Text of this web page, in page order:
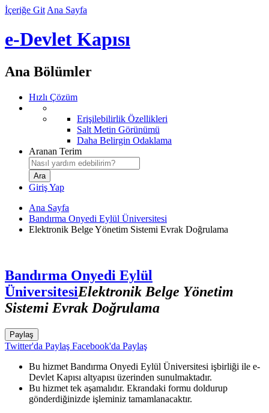
İçeriğe Git Ana Sayfa
e-Devlet Kapısı
Ana Bölümler
Hızlı Çözüm
Erişilebilirlik Özellikleri
Salt Metin Görünümü
Daha Belirgin Odaklama
Aranan Terim
Giriş Yap
Ana Sayfa
Bandırma Onyedi Eylül Üniversitesi
Elektronik Belge Yönetim Sistemi Evrak Doğrulama
Bandırma Onyedi Eylül
ÜniversitesiElektronik Belge Yönetim
Sistemi Evrak Doğrulama
Paylaş
Twitter'da Paylaş Facebook'da Paylaş
Bu hizmet Bandırma Onyedi Eylül Üniversitesi işbirliği ile e-
Devlet Kapısı altyapısı üzerinden sunulmaktadır.
Bu hizmet tek aşamalıdır. Ekrandaki formu doldurup
gönderdiğinizde işleminiz tamamlanacaktır.